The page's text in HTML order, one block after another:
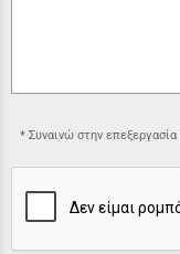
Συναινώ στην